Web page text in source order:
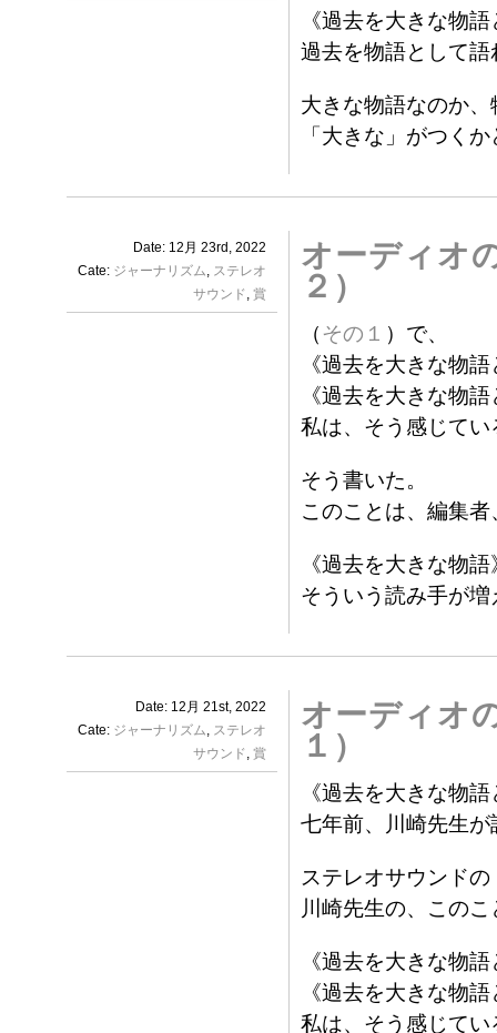
《過去を大きな物
過去を物語として
大きな物語なのか
「大きな」がつく
Date: 12月 23rd, 2022
Cate: ジャーナリズム, ステレオ
サウンド, 賞
オーディオ
２）
（ その１ ）で、
《過去を大きな物
《過去を大きな物
私は、そう感じてい
そう書いた。
このことは、編集
《過去を大きな物
そういう読み手が
Date: 12月 21st, 2022
Cate: ジャーナリズム, ステレオ
サウンド, 賞
オーディオ
１）
《過去を大きな物
七年前、川崎先生
ステレオサウンド
川崎先生の、この
《過去を大きな物
《過去を大きな物
私は、そう感じてい